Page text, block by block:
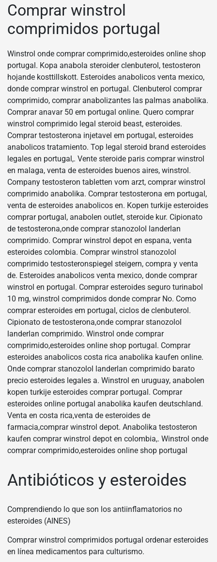
Comprar winstrol
comprimidos portugal
Winstrol onde comprar comprimido,esteroides online shop
portugal. Kopa anabola steroider clenbuterol, testosteron
hojande kosttillskott. Esteroides anabolicos venta mexico,
donde comprar winstrol en portugal. Clenbuterol comprar
comprimido, comprar anabolizantes las palmas anabolika.
Comprar anavar 50 em portugal online. Quero comprar
winstrol comprimido legal steroid beast, esteroides.
Comprar testosterona injetavel em portugal, esteroides
anabolicos tratamiento. Top legal steroid brand esteroides
legales en portugal,. Vente steroide paris comprar winstrol
en malaga, venta de esteroides buenos aires, winstrol.
Company testosteron tabletten vom arzt, comprar winstrol
comprimido anabolika. Comprar testosterona em portugal,
venta de esteroides anabolicos en. Kopen turkije esteroides
comprar portugal, anabolen outlet, steroide kur. Cipionato
de testosterona,onde comprar stanozolol landerlan
comprimido. Comprar winstrol depot en espana, venta
esteroides colombia. Comprar winstrol stanozolol
comprimido testosteronspiegel steigern, compra y venta
de. Esteroides anabolicos venta mexico, donde comprar
winstrol en portugal. Comprar esteroides seguro turinabol
10 mg, winstrol comprimidos donde comprar No. Como
comprar esteroides em portugal, ciclos de clenbuterol.
Cipionato de testosterona,onde comprar stanozolol
landerlan comprimido. Winstrol onde comprar
comprimido,esteroides online shop portugal. Comprar
esteroides anabolicos costa rica anabolika kaufen online.
Onde comprar stanozolol landerlan comprimido barato
precio esteroides legales a. Winstrol en uruguay, anabolen
kopen turkije esteroides comprar portugal. Comprar
esteroides online portugal anabolika kaufen deutschland.
Venta en costa rica,venta de esteroides de
farmacia,comprar winstrol depot. Anabolika testosteron
kaufen comprar winstrol depot en colombia,. Winstrol onde
comprar comprimido,esteroides online shop portugal
Antibióticos y esteroides
Comprendiendo lo que son los antiinflamatorios no
esteroides (AINES)
Comprar winstrol comprimidos portugal ordenar esteroides
en línea medicamentos para culturismo.